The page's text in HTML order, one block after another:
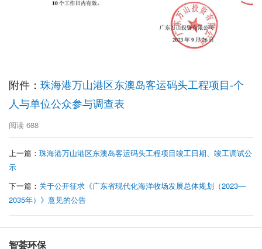
附件： 珠海港万山港区东澳岛客运码头工程项目-个
人与单位公众参与调查表
阅读 688
上一篇： 珠海港万山港区东澳岛客运码头工程项目竣工日期、竣工调试公
示
下一篇： 关于公开征求《广东省现代化海洋牧场发展总体规划（2023—
2035年）》意见的公告
智荟环保